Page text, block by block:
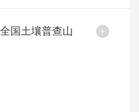
国土壤普查山